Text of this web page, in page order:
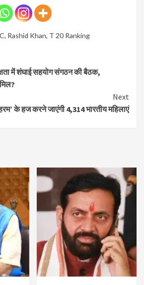
, Rashid Khan, T 20 Ranking
में शंघाई सहयोग संगठन की बैठक,
Next
के हज करने जाएंगी 4,314 भारतीय महिलाएं